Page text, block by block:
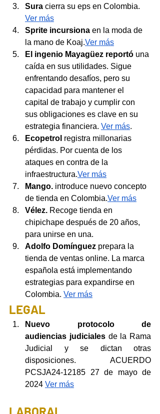
Sura cierra su eps en Colombia.
Ver más
Sprite incursiona en la moda de
la mano de Koaj.Ver más
El ingenio Mayagüez reportó una
caída en sus utilidades. Sigue
enfrentando desafíos, pero su
capacidad para mantener el
capital de trabajo y cumplir con
sus obligaciones es clave en su
estrategia financiera. Ver más.
Ecopetrol registra millonarias
pérdidas. Por cuenta de los
ataques en contra de la
infraestructura.Ver más
Mango. introduce nuevo concepto
de tienda en Colombia.Ver más
Vélez. Recoge tienda en
chipichape después de 20 años,
para unirse en una.
Adolfo Domínguez prepara la
tienda de ventas online. La marca
española está implementando
estrategias para expandirse en
Colombia. Ver más
LEGAL
Nuevo protocolo de
audiencias judiciales de la Rama
Judicial y se dictan otras
disposiciones. ACUERDO
PCSJA24-12185 27 de mayo de
2024 Ver más